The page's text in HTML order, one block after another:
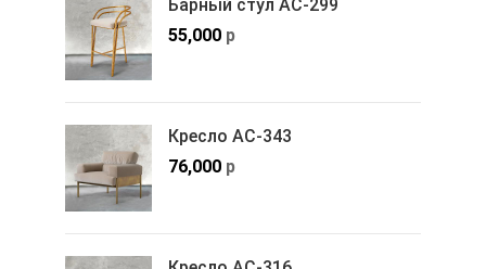
Барный стул АС-299
55,000 р
Кресло АС-343
76,000 р